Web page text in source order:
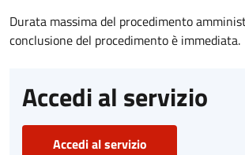
Durata massima del procedimento
conclusione del procedimento è immediata.
Accedi al servizio
Accedi al servizio